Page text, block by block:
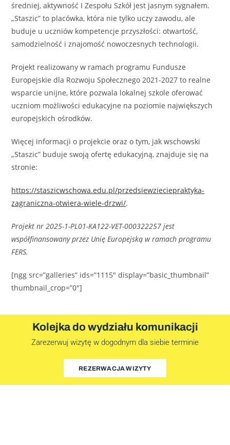
średniej, aktywność I Zespołu Szkół jest jasnym sygnałem.
„Staszic” to placówka, która nie tylko uczy zawodu, ale
buduje u uczniów kompetencje przyszłości: otwartość,
samodzielność i znajomość nowoczesnych technologii.
Projekt realizowany w ramach programu Fundusze
Europejskie dla Rozwoju Społecznego 2021-2027 to realne
wsparcie unijne, które pozwala lokalnej szkole oferować
uczniom możliwości edukacyjne na poziomie największych
europejskich ośrodków.
Więcej informacji o projekcie oraz o tym, jak wschowski
„Staszic” buduje swoją ofertę edukacyjną, znajduje się na
stronie:
https://staszicwschowa.edu.pl/przedsiewzieciepraktyka-
zagraniczna-otwiera-wiele-drzwi/.
Projekt nr 2025-1-PL01-KA122-VET-000322257 jest
współfinansowany przez Unię Europejską w ramach programu
FERS.
[ngg src=”galleries” ids=”1115″ display=”basic_thumbnail”
thumbnail_crop=”0″]
Kolejka do wydziału komunikacji
Zarezerwuj wizytę w dogodnym dla siebie terminie
REZERWACJA WIZYTY